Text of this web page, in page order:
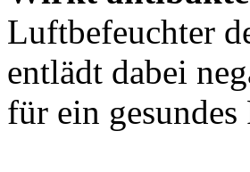
Luftbefeuchter
entlädt dabei
für ein